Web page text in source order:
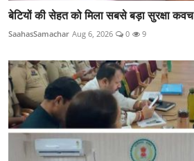
बेटियों की सेहत को मिला सबसे बड़ा सुरक्षा कवच
SaahasSamachar Aug 6, 2026 0 9